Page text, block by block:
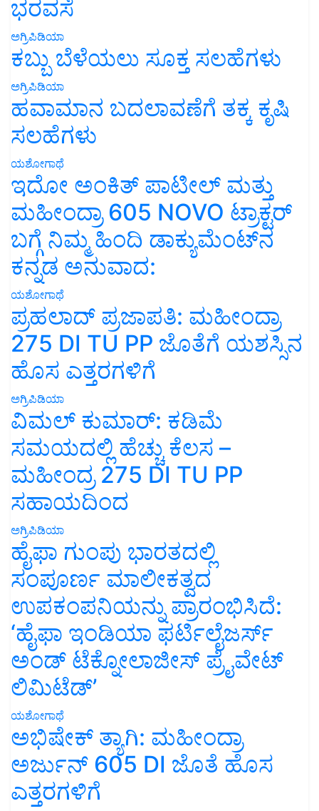
ಭರವಸೆ
ಅಗ್ರಿಪಿಡಿಯಾ
ಕಬ್ಬು ಬೆಳೆಯಲು ಸೂಕ್ತ ಸಲಹೆಗಳು
ಅಗ್ರಿಪಿಡಿಯಾ
ಹವಾಮಾನ ಬದಲಾವಣೆಗೆ ತಕ್ಕ ಕೃಷಿ
ಸಲಹೆಗಳು
ಯಶೋಗಾಥೆ
ಇದೋ ಅಂಕಿತ್ ಪಾಟೀಲ್ ಮತ್ತು
ಮಹೀಂದ್ರಾ 605 NOVO ಟ್ರಾಕ್ಟರ್
ಬಗ್ಗೆ ನಿಮ್ಮ ಹಿಂದಿ ಡಾಕ್ಯುಮೆಂಟ್‌ನ
ಕನ್ನಡ ಅನುವಾದ:
ಯಶೋಗಾಥೆ
ಪ್ರಹಲಾದ್ ಪ್ರಜಾಪತಿ: ಮಹೀಂದ್ರಾ
275 DI TU PP ಜೊತೆಗೆ ಯಶಸ್ಸಿನ
ಹೊಸ ಎತ್ತರಗಳಿಗೆ
ಅಗ್ರಿಪಿಡಿಯಾ
ವಿಮಲ್ ಕುಮಾರ್: ಕಡಿಮೆ
ಸಮಯದಲ್ಲಿ ಹೆಚ್ಚು ಕೆಲಸ –
ಮಹೀಂದ್ರ 275 DI TU PP
ಸಹಾಯದಿಂದ
ಅಗ್ರಿಪಿಡಿಯಾ
ಹೈಫಾ ಗುಂಪು ಭಾರತದಲ್ಲಿ
ಸಂಪೂರ್ಣ ಮಾಲೀಕತ್ವದ
ಉಪಕಂಪನಿಯನ್ನು ಪ್ರಾರಂಭಿಸಿದೆ:
‘ಹೈಫಾ ಇಂಡಿಯಾ ಫರ್ಟಿಲೈಜರ್ಸ್
ಅಂಡ್ ಟೆಕ್ನೋಲಾಜೀಸ್ ಪ್ರೈವೇಟ್
ಲಿಮಿಟೆಡ್’
ಯಶೋಗಾಥೆ
ಅಭಿಷೇಕ್ ತ್ಯಾಗಿ: ಮಹೀಂದ್ರಾ
ಅರ್ಜುನ್ 605 DI ಜೊತೆ ಹೊಸ
ಎತ್ತರಗಳಿಗೆ